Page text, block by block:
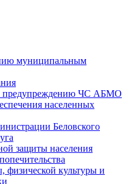
муниципальным
предупреждению ЧС АБМО
населенных
Беловского
защиты населения
физической культуры и